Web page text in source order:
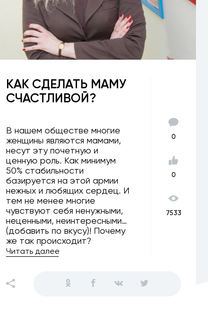
КАК СДЕЛАТЬ МАМУ
СЧАСТЛИВОЙ?
В нашем обществе многие
женщины являются мамами,
несут эту почетную и
ценную роль. Как минимум
50% стабильности
базируется на этой армии
нежных и любящих сердец. И
тем не менее многие
чувствуют себя ненужными,
неценными, неинтересными…
(добавить по вкусу)! Почему
же так происходит?
Читать далее
0
0
7533